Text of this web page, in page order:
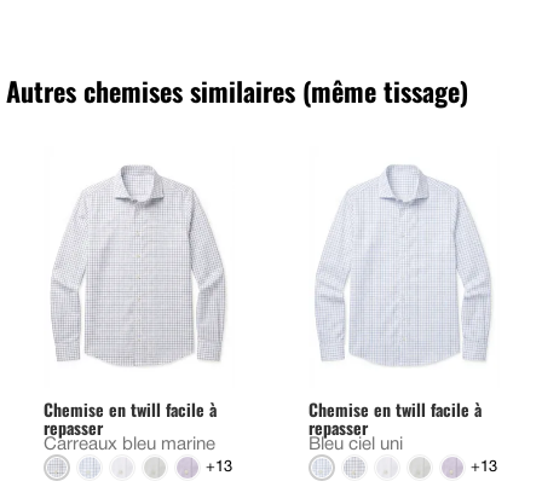
Autres chemises similaires (même tissage)
Chemise en twill facile à
repasser
Carreaux bleu marine
+13
Chemise en twill facile à
repasser
Bleu ciel uni
+13